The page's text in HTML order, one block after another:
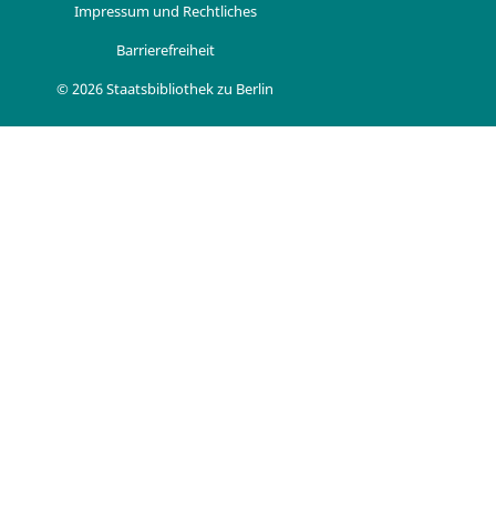
Impressum und Rechtliches
Barrierefreiheit
© 2026 Staatsbibliothek zu Berlin